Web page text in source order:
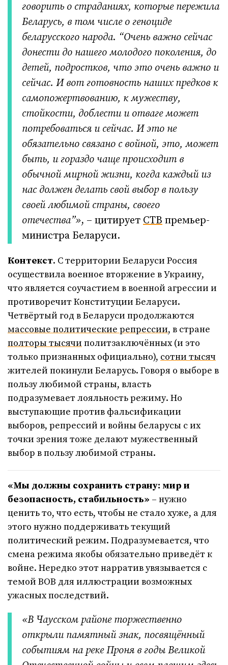
говорить о страданиях, которые пережила
Беларусь, в том числе о геноциде
беларусского народа. “Очень важно сейчас
донести до нашего молодого поколения, до
детей, подростков, что это очень важно и
сейчас. И вот готовность наших предков к
самопожертвованию, к мужеству,
стойкости, доблести и отваге может
потребоваться и сейчас. И это не
обязательно связано с войной, это, может
быть, и гораздо чаще происходит в
обычной мирной жизни, когда каждый из
нас должен делать свой выбор в пользу
своей любимой страны, своего
отечества”», – цитирует СТВ премьер-
министра Беларуси.
Контекст. С территории Беларуси Россия
осуществила военное вторжение в Украину,
что является соучастием в военной агрессии и
противоречит Конституции Беларуси.
Четвёртый год в Беларуси продолжаются
массовые политические репрессии, в стране
полторы тысячи политзаключённых (и это
только признанных официально), сотни тысяч
жителей покинули Беларусь. Говоря о выборе в
пользу любимой страны, власть
подразумевает лояльность режиму. Но
выступающие против фальсификации
выборов, репрессий и войны беларусы с их
точки зрения тоже делают мужественный
выбор в пользу любимой страны.
«Мы должны сохранить страну: мир и
безопасность, стабильность» – нужно
ценить то, что есть, чтобы не стало хуже, а для
этого нужно поддерживать текущий
политический режим. Подразумевается, что
смена режима якобы обязательно приведёт к
войне. Нередко этот нарратив увязывается с
темой ВОВ для иллюстрации возможных
ужасных последствий.
«В Чаусском районе торжественно
открыли памятный знак, посвящённый
событиям на реке Проня в годы Великой